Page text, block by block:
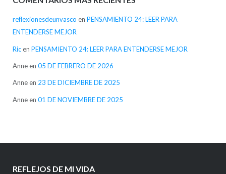
reflexionesdeunvasco en PENSAMIENTO 24: LEER PARA
ENTENDERSE MEJOR
Ricen PENSAMIENTO 24: LEER PARA ENTENDERSE MEJOR
Anneen 05 DE FEBRERO DE 2026
Anneen 23 DE DICIEMBRE DE 2025
Anneen 01 DE NOVIEMBRE DE 2025
REFLEJOS DE MI VIDA